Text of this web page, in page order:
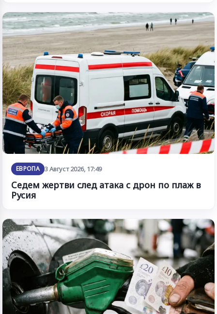
ЕВРОПА 3 Август 2026, 17:49
Седем жертви след атака с дрон по плаж в
Русия